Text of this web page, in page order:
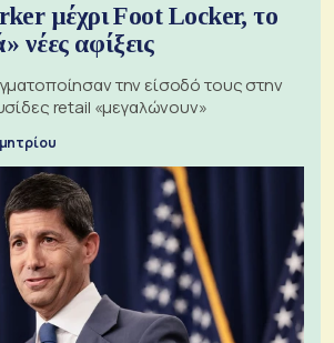
μέχρι Foot Locker, το
νέες αφίξεις
την είσοδό τους στην
retail «μεγαλώνουν»